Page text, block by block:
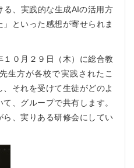
、実践的な生成AIの活用方
といった感想が寄せられま
０月２９日（木）に総合教
生方が各校で実践されたこ
それを受けて生徒がどのよ
、グループで共有します。
、実りある研修会にしてい